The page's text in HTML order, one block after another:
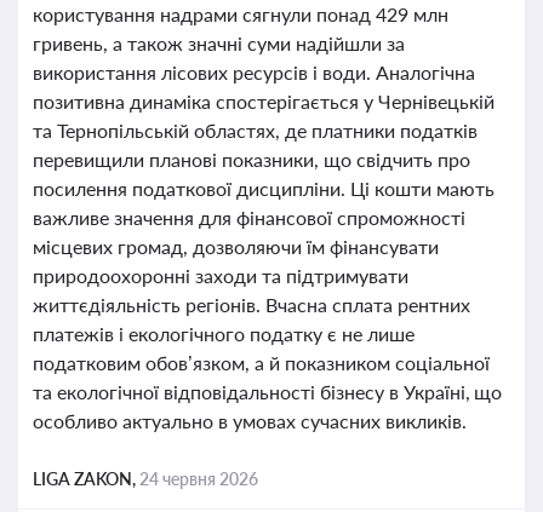
користування надрами сягнули понад 429 млн
гривень, а також значні суми надійшли за
використання лісових ресурсів і води. Аналогічна
позитивна динаміка спостерігається у Чернівецькій
та Тернопільській областях, де платники податків
перевищили планові показники, що свідчить про
посилення податкової дисципліни. Ці кошти мають
важливе значення для фінансової спроможності
місцевих громад, дозволяючи їм фінансувати
природоохоронні заходи та підтримувати
життєдіяльність регіонів. Вчасна сплата рентних
платежів і екологічного податку є не лише
податковим обов’язком, а й показником соціальної
та екологічної відповідальності бізнесу в Україні, що
особливо актуально в умовах сучасних викликів.
LIGA ZAKON, 24 червня 2026